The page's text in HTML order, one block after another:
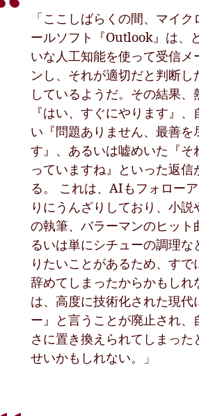
「ここしばらくの間、マイク
ールソフト『Outlook』は、
いな人工知能を使って受信メ
ンし、それが適切だと判断し
しているようだ。その結果、
『はい、すぐにやります』
い『問題ありません、最善を
す』、あるいは嘘めいた『そ
っていますね』といった返信
る。 これは、AIもフォロー
りにうんざりしており、小説
の執筆、バラーマンのヒット
るいは単にシチューの調理な
りたいことがあるため、すで
辞めてしまったからかもしれ
は、高度に技術化された現代
ー』と言うことが廃止され、
さに置き換えられてしまった
せいかもしれない。」